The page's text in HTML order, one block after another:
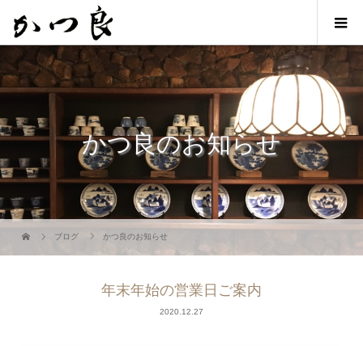
かつ良のお知らせ
ブログ かつ良のお知らせ
年末年始の営業日ご案内
2020.12.27